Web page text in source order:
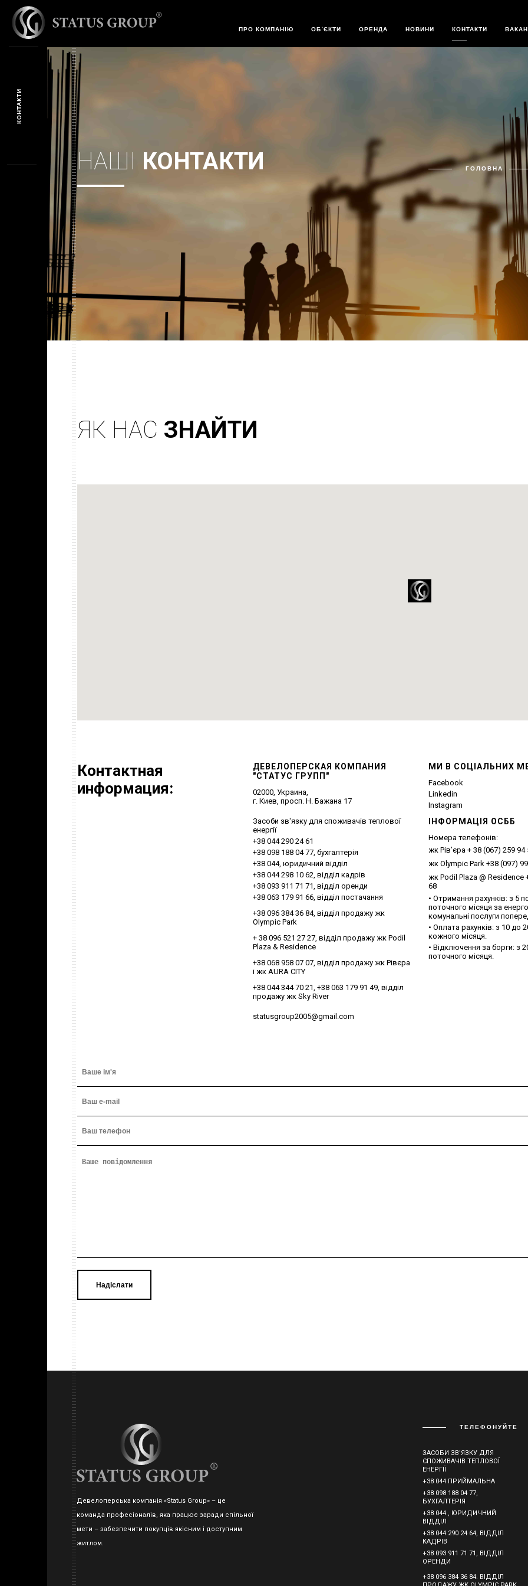
КОНТАКТИ - STATUS
ПРО КОМПАНІЮ ОБ’ЄКТИ ОРЕНДА НОВИНИ КОНТАКТИ
НАШІ КОНТАКТИ ГОЛОВНА
ЯК НАС ЗНАЙТИ
Контактная
информация:
ДЕВЕЛОПЕРСКАЯ КОМПАНИЯ
"СТАТУС ГРУПП"
02000, Украина,
г. Киев, просп. Н. Бажана 17
Засоби зв'язку для споживачів теплової
енергії
+38 044 290 24 61
+38 098 188 04 77, бухгалтерія
+38 044, юридичний відділ
+38 044 298 10 62, відділ кадрів
+38 093 911 71 71, відділ оренди
+38 063 179 91 66, відділ постачання
+38 096 384 36 84, відділ продажу жк
Olympic Park
+ 38 096 521 27 27, відділ продажу жк Podil
Plaza & Residence
+38 068 958 07 07, відділ продажу жк Рівєра
і жк AURA CITY
+38 044 344 70 21, +38 063 179 91 49, відділ
продажу жк Sky River
statusgroup2005@gmail.com
МИ В СОЦІАЛЬНИХ
Facebook
Linkedin
Instagram
ІНФОРМАЦІЯ ОСББ
Номера телефонів:
жк Рів’єра + 38 (067) 259 94
жк Olympic Park +38 (097)
жк Podil Plaza @ Residence
68
• Отримання рахунків: з 5
поточного місяця за
комунальні послуги
• Оплата рахунків: з 10 до
кожного місяця.
• Відключення за борги: з
поточного місяця.
Девелоперська компанія «Status Group» – це
команда професіоналів, яка працює заради спільної
мети – забезпечити покупців якісним і доступним
житлом.
ТЕЛЕФОНУЙТЕ
ЗАСОБИ ЗВ'ЯЗКУ ДЛЯ
СПОЖИВАЧІВ ТЕПЛОВОЇ
ЕНЕРГІЇ
+38 044 ПРИЙМАЛЬНА
+38 098 188 04 77,
БУХГАЛТЕРІЯ
+38 044 , ЮРИДИЧНИЙ
ВІДДІЛ
+38 044 290 24 64, ВІДДІЛ
КАДРІВ
+38 093 911 71 71, ВІДДІЛ
ОРЕНДИ
+38 096 384 36 84. ВІДДІЛ
КОНТАКТИ